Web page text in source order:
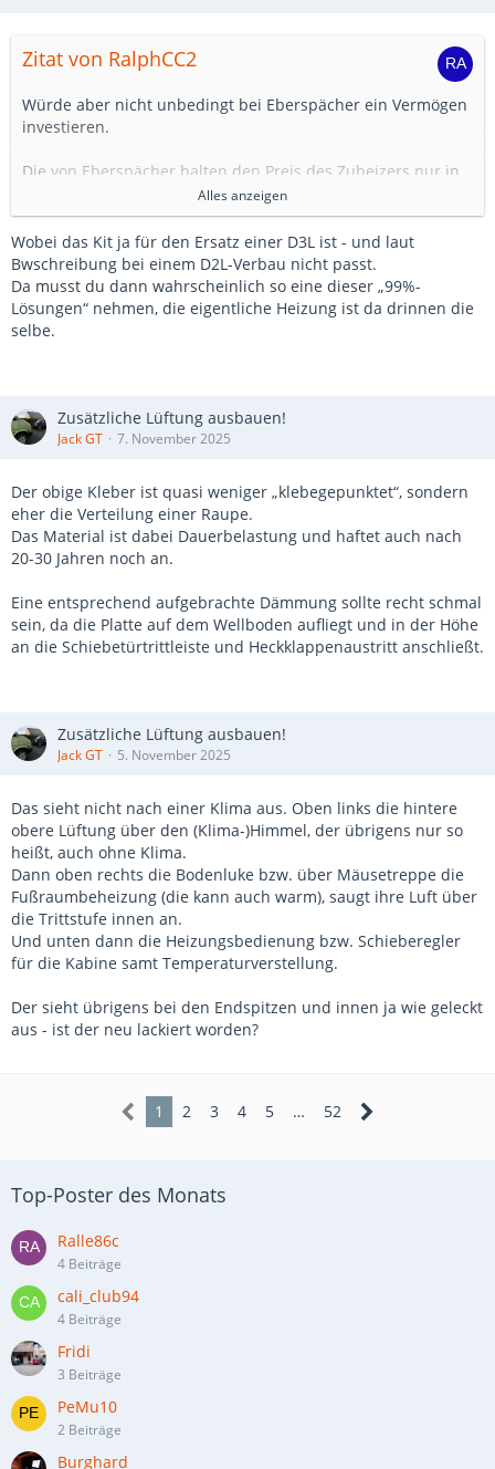
Zur Info. Keine Standheizung verbaut. Ist auch nicht
die Kälte von unten kommt.
Zitat von RalphCC2
Würde aber nicht unbedingt bei Eberspächer ein Vermögen
investieren.
Die von Eberspächer halten den Preis des Zuheizers nur in
Euro konvertiert und mit Teuerungen seit 30 Jahren hoch.
Kommen bei mir gleich nach dem Niederegger
Werksverkauf in Lübeck. Teurer als das gleiche Produkt aus
dem Supermarkt. 🙄
Vielleicht schaust du zusätzlich woanders, z.B. Tigerexped.
https://www.tigerexped.de/vw-t4-standheizung-
Alles anzeigen
Wobei das Kit ja für den Ersatz einer D3L ist - und laut
Bwschreibung bei einem D2L-Verbau nicht passt.
Da musst du dann wahrscheinlich so eine dieser „99%-
Lösungen“ nehmen, die eigentliche Heizung ist da drinnen die
selbe.
Zusätzliche Lüftung ausbauen!
Jack GT 7. November 2025
Der obige Kleber ist quasi weniger „klebegepunktet“, sondern
eher die Verteilung einer Raupe.
Das Material ist dabei Dauerbelastung und haftet auch nach
20-30 Jahren noch an.
Eine entsprechend aufgebrachte Dämmung sollte recht schmal
sein, da die Platte auf dem Wellboden aufliegt und in der Höhe
an die Schiebetürtrittleiste und Heckklappenaustritt anschließt.
Zusätzliche Lüftung ausbauen!
Jack GT 5. November 2025
Das sieht nicht nach einer Klima aus. Oben links die hintere
obere Lüftung über den (Klima-)Himmel, der übrigens nur so
heißt, auch ohne Klima.
Dann oben rechts die Bodenluke bzw. über Mäusetreppe die
Fußraumbeheizung (die kann auch warm), saugt ihre Luft über
die Trittstufe innen an.
Und unten dann die Heizungsbedienung bzw. Schieberegler
für die Kabine samt Temperaturverstellung.
Der sieht übrigens bei den Endspitzen und innen ja wie geleckt
aus - ist der neu lackiert worden?
1 2 3 4 5 … 52
Top-Poster des Monats
Ralle86c
4 Beiträge
cali_club94
4 Beiträge
Fridi
3 Beiträge
PeMu10
2 Beiträge
Burghard